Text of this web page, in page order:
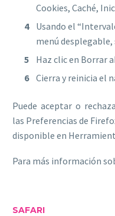
Cookies, Caché,
Usando el
menú desplegable,
Haz clic en Borrar
Cierra y reinicia el
Puede aceptar o
las Preferencias de
disponible en
Para más información
SAFARI